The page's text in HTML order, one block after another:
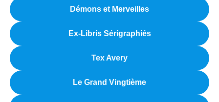
Démons et Merveilles
Ex-Libris Sérigraphiés
Tex Avery
Le Grand Vingtième